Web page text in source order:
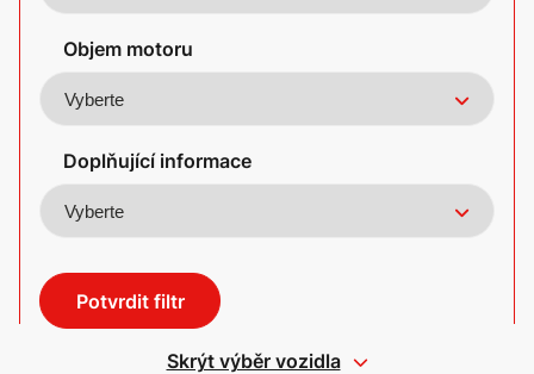
Objem motoru
Doplňující informace
Potvrdit filtr
Skrýt výběr vozidla